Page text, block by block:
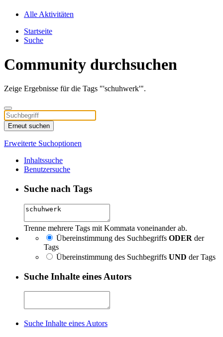
Alle Aktivitäten
Startseite
Suche
Community durchsuchen
Zeige Ergebnisse für die Tags "'schuhwerk'".
Erneut suchen
Erweiterte Suchoptionen
Inhaltssuche
Benutzersuche
Suche nach Tags
Trenne mehrere Tags mit Kommata voneinander ab.
Übereinstimmung des Suchbegriffs ODER der
Tags
Übereinstimmung des Suchbegriffs UND der Tags
Suche Inhalte eines Autors
Suche Inhalte eines Autors